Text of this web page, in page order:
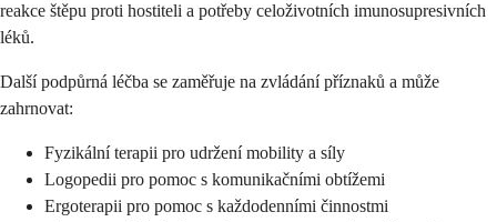
reakce štěpu proti hostiteli a potřeby celoživotních imunosupresivních
léků.
Další podpůrná léčba se zaměřuje na zvládání příznaků a může
zahrnovat:
Fyzikální terapii pro udržení mobility a síly
Logopedii pro pomoc s komunikačními obtížemi
Ergoterapii pro pomoc s každodenními činnostmi